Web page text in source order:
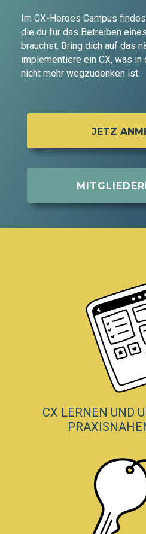
Im CX-Heroes Campus
die du für das Betreiben
brauchst. Bring dich auf das
implementiere ein CX, was in
nicht mehr wegzudenken ist.
JETZ
CX LERNEN UND